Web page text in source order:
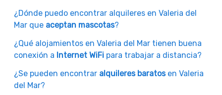
¿Dónde puedo encontrar alquileres en Valeria del
Mar que aceptan mascotas?
¿Qué alojamientos en Valeria del Mar tienen buena
conexión a Internet WiFi para trabajar a distancia?
¿Se pueden encontrar alquileres baratosen Valeria
del Mar?